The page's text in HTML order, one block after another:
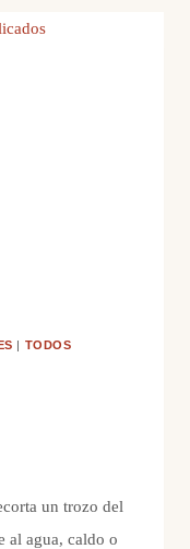
| TODOS
un trozo del
al agua, caldo o